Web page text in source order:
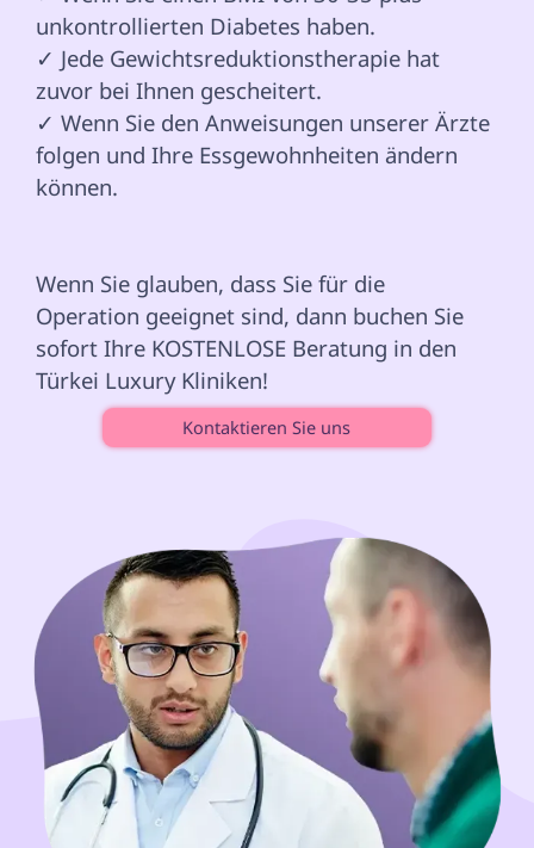
unkontrollierten Diabetes haben.
✓ Jede Gewichtsreduktionstherapie hat
zuvor bei Ihnen gescheitert.
✓ Wenn Sie den Anweisungen unserer Ärzte
folgen und Ihre Essgewohnheiten ändern
können.
Wenn Sie glauben, dass Sie für die
Operation geeignet sind, dann buchen Sie
sofort Ihre KOSTENLOSE Beratung in den
Türkei Luxury Kliniken!
Kontaktieren Sie uns